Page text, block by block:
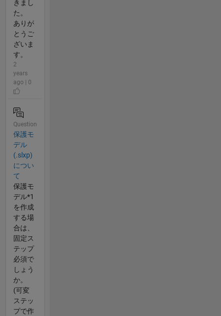
きまし
た。
ありが
とうご
ざいま
す。
2
years
ago | 0
Question
保護モ
デル
(.slxp)
につい
て
保護モ
デル*1
を作成
する場
合は、
固定ス
テップ
必須で
しょう
か。
(可変
ステッ
プで作